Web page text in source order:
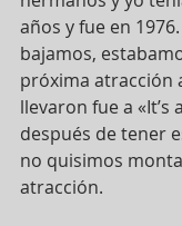
años y fue en
bajamos,
próxima atracción
llevaron fue a «It’s
después de tener
no quisimos
atracción.